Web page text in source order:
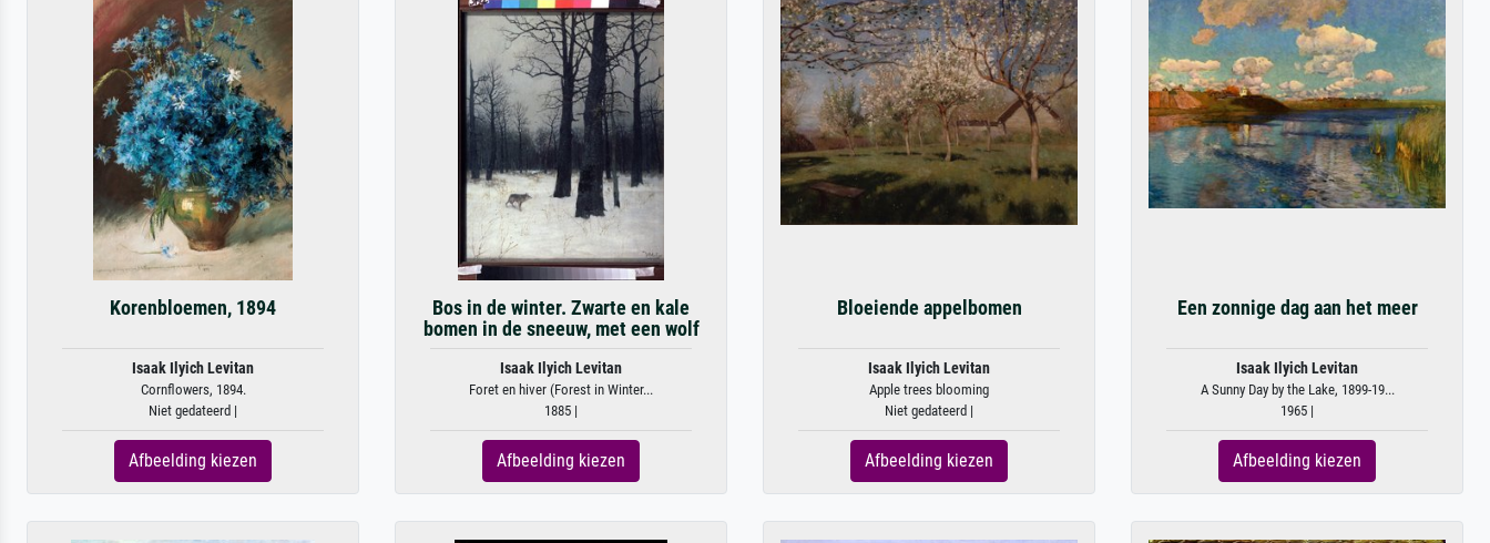
Korenbloemen, 1894
Isaak Ilyich Levitan
Cornflowers, 1894.
Niet gedateerd |
Afbeelding kiezen
Bos in de winter. Zwarte en kale
bomen in de sneeuw, met een wolf
Isaak Ilyich Levitan
Foret en hiver (Forest in Winter...
1885 |
Afbeelding kiezen
Bloeiende appelbomen
Isaak Ilyich Levitan
Apple trees blooming
Niet gedateerd |
Afbeelding kiezen
Een zonnige dag aan het meer
Isaak Ilyich Levitan
A Sunny Day by the Lake, 1899-19...
1965 |
Afbeelding kiezen